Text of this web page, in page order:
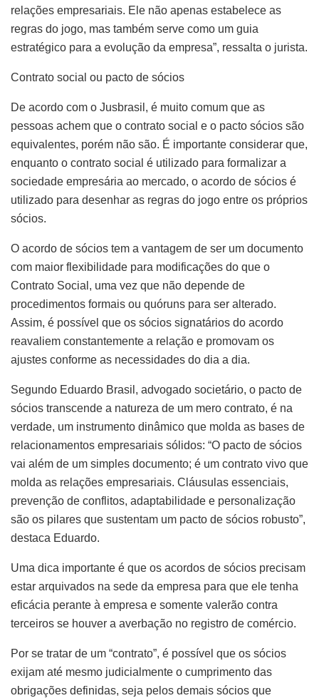
relações empresariais. Ele não apenas estabelece as
regras do jogo, mas também serve como um guia
estratégico para a evolução da empresa”, ressalta o jurista.
Contrato social ou pacto de sócios
De acordo com o Jusbrasil, é muito comum que as
pessoas achem que o contrato social e o pacto sócios são
equivalentes, porém não são. É importante considerar que,
enquanto o contrato social é utilizado para formalizar a
sociedade empresária ao mercado, o acordo de sócios é
utilizado para desenhar as regras do jogo entre os próprios
sócios.
O acordo de sócios tem a vantagem de ser um documento
com maior flexibilidade para modificações do que o
Contrato Social, uma vez que não depende de
procedimentos formais ou quóruns para ser alterado.
Assim, é possível que os sócios signatários do acordo
reavaliem constantemente a relação e promovam os
ajustes conforme as necessidades do dia a dia.
Segundo Eduardo Brasil, advogado societário, o pacto de
sócios transcende a natureza de um mero contrato, é na
verdade, um instrumento dinâmico que molda as bases de
relacionamentos empresariais sólidos: “O pacto de sócios
vai além de um simples documento; é um contrato vivo que
molda as relações empresariais. Cláusulas essenciais,
prevenção de conflitos, adaptabilidade e personalização
são os pilares que sustentam um pacto de sócios robusto”,
destaca Eduardo.
Uma dica importante é que os acordos de sócios precisam
estar arquivados na sede da empresa para que ele tenha
eficácia perante à empresa e somente valerão contra
terceiros se houver a averbação no registro de comércio.
Por se tratar de um “contrato”, é possível que os sócios
exijam até mesmo judicialmente o cumprimento das
obrigações definidas, seja pelos demais sócios que